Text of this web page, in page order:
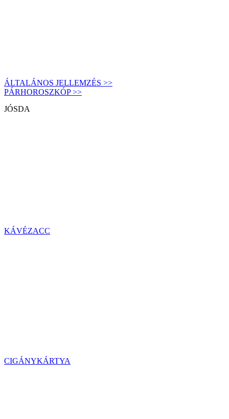
ÁLTALÁNOS JELLEMZÉS >>
PÁRHOROSZKÓP >>
JÓSDA
KÁVÉZACC
CIGÁNYKÁRTYA